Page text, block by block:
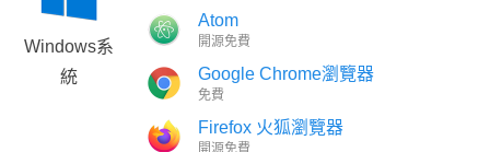
Windows系
統
Atom
開源免費
Google Chrome瀏覽器
免費
Firefox 火狐瀏覽器